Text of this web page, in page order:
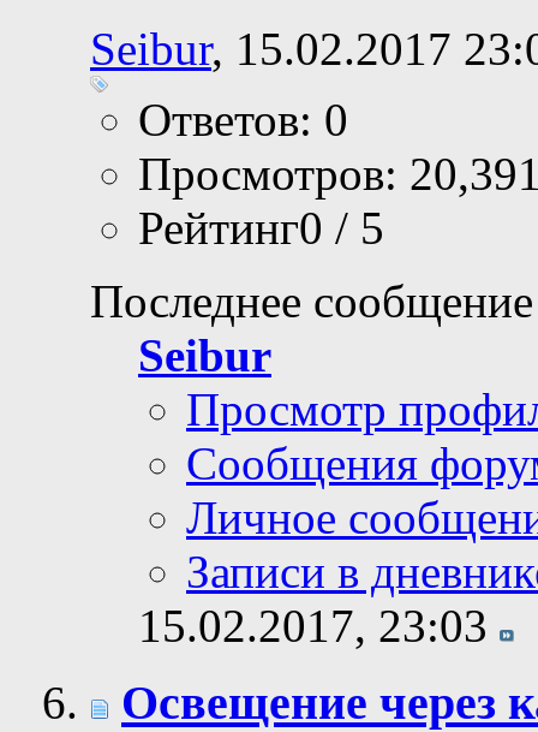
Seibur, 15.02.2017
Ответов: 0
Просмотров:
Рейтинг0 / 5
Последнее
Seibur
Просмотр
Сообщения
Личное
Записи в
15.02.2017, 23:03
Освещение через